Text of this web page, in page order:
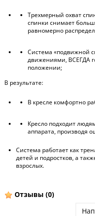
Трехмерный охват
спинки снимает
равномерно
Система «подвижной
движениями, ВСЕГДА
положении;
В результате:
В кресле комфортно
Кресло подходит
аппарата, производя
Система работает как
детей и подростков, а
взрослых.
Отзывы (0)